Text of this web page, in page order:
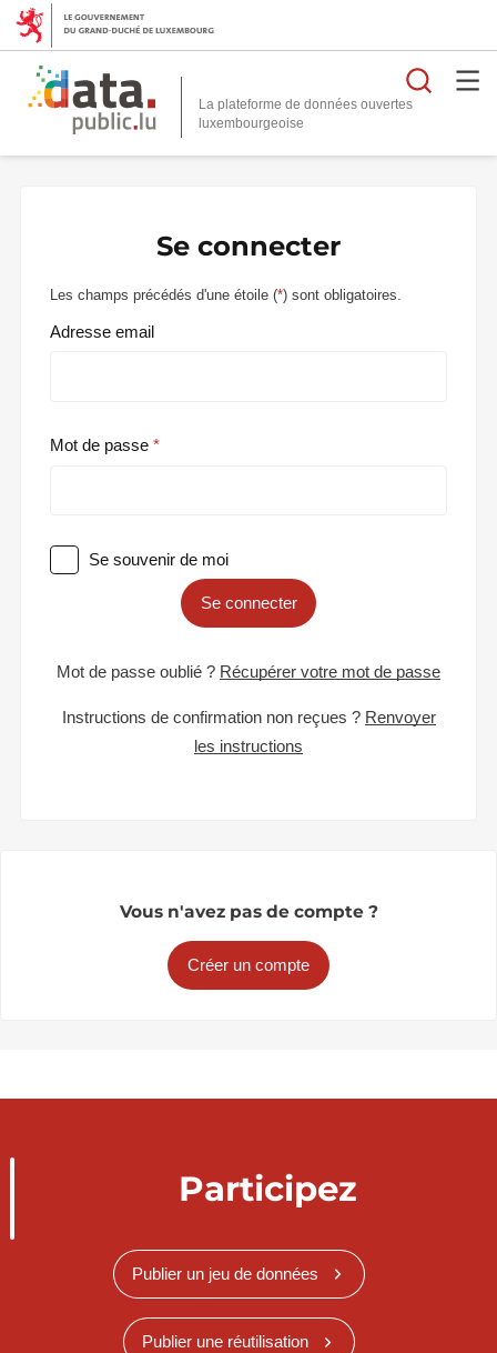
La plateforme de données ouvertes
Se connecter
Les champs précédés d'une étoile (*) sont obligatoires.
Adresse email
Mot de passe
Se souvenir de moi
Se connecter
Mot de passe oublié ? Récupérer votre mot de passe
Instructions de confirmation non reçues ? Renvoyer
les instructions
Vous n'avez pas de compte ?
Créer un compte
Participez
Publier un jeu de données
Publier une réutilisation